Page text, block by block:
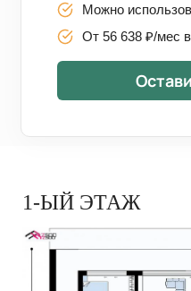
Можно
От 56 638 ₽/мес
1-ЫЙ ЭТАЖ